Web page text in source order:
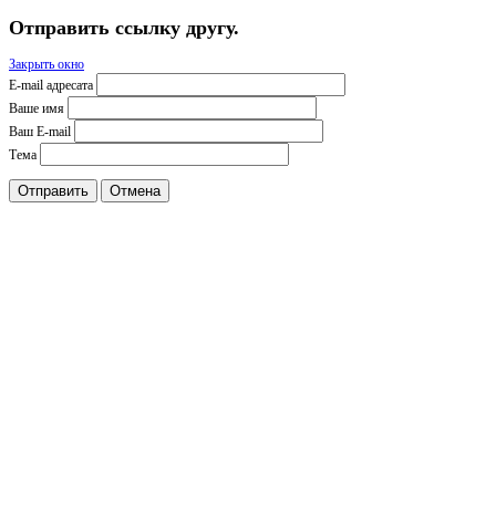
Отправить ссылку другу.
Закрыть окно
E-mail адресата
Ваше имя
Ваш E-mail
Тема
Отправить Отмена